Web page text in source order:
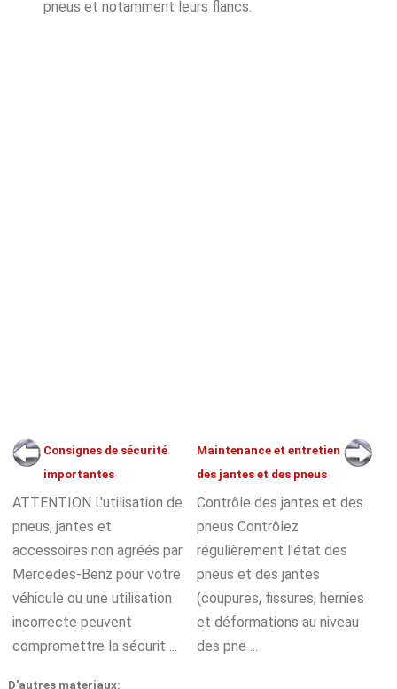
pneus et notamment leurs flancs.
Consignes de sécurité
importantes
ATTENTION L'utilisation de
pneus, jantes et
accessoires non agréés par
Mercedes-Benz pour votre
véhicule ou une utilisation
incorrecte peuvent
compromettre la sécurit ...
Maintenance et entretien
des jantes et des pneus
Contrôle des jantes et des
pneus Contrôlez
régulièrement l'état des
pneus et des jantes
(coupures, fissures, hernies
et déformations au niveau
des pne ...
D'autres materiaux: